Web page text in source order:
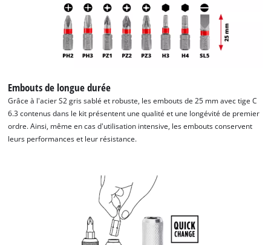
Embouts de longue durée
Grâce à l'acier S2 gris sablé et robuste, les embouts de 25 mm avec tige C
6.3 contenus dans le kit présentent une qualité et une longévité de premier
ordre. Ainsi, même en cas d'utilisation intensive, les embouts conservent
leurs performances et leur résistance.